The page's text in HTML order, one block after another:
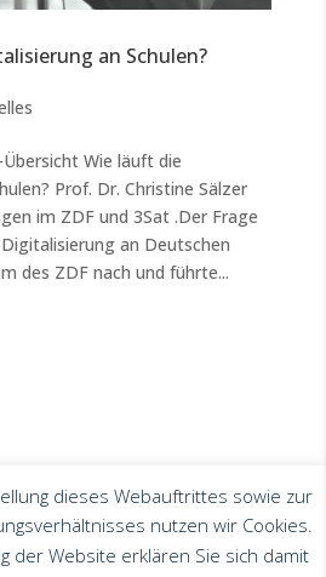
an Schulen?
Wie läuft die
Prof. Dr. Christine Sälzer
im ZDF und 3Sat .Der Frage
an Deutschen
des ZDF nach und führte...
dieses Webauftrittes sowie zur
nutzen wir Cookies.
der Website erklären Sie sich damit